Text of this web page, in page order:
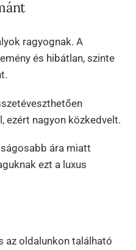
ragyognak. A
és hibátlan, szinte
ezért nagyon közkedvelt.
ára miatt
ezt a luxus
az oldalunkon található